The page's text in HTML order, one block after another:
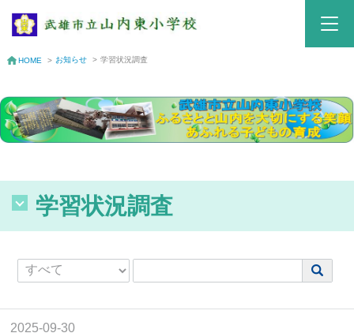
HOME > お知らせ > 学習状況調査
学習状況調査
2025-09-30